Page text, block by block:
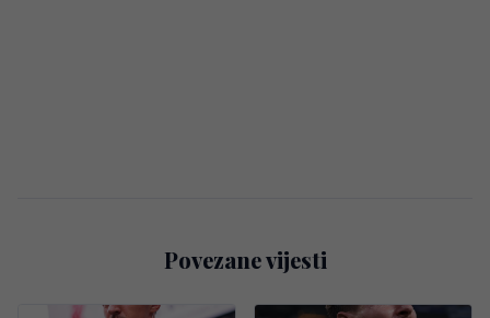
Povezane vijesti